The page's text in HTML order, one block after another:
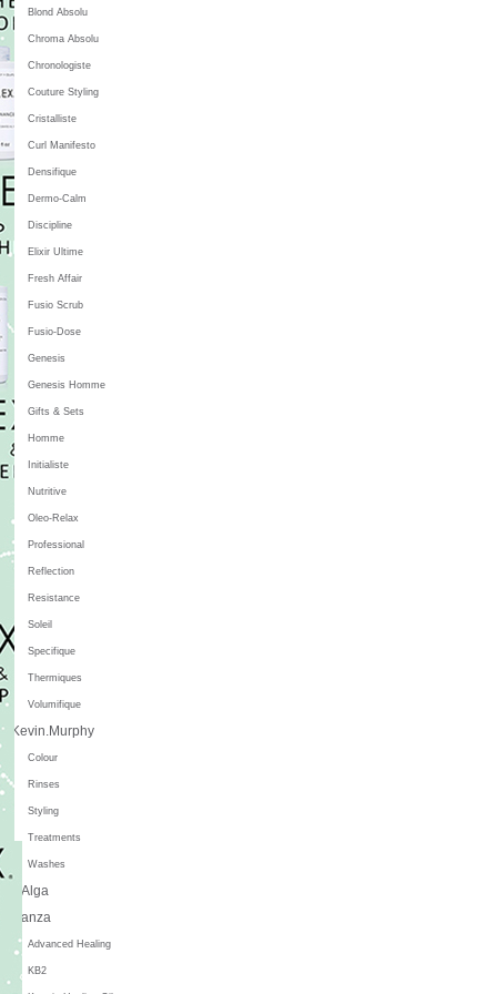
Blond Absolu
Chroma Absolu
Chronologiste
Couture Styling
Cristalliste
Curl Manifesto
Densifique
Dermo-Calm
Discipline
Elixir Ultime
Fresh Affair
Fusio Scrub
Fusio-Dose
Genesis
Genesis Homme
Gifts & Sets
Homme
Initialiste
Nutritive
Oleo-Relax
Professional
Reflection
Resistance
Soleil
Specifique
Thermiques
Volumifique
Kevin.Murphy
Colour
Rinses
Styling
Treatments
Washes
L'Alga
L'anza
Advanced Healing
KB2